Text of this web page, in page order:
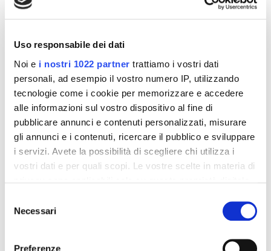
Uso responsabile dei dati
Noi e i nostri 1022 partner trattiamo i vostri dati
personali, ad esempio il vostro numero IP, utilizzando
tecnologie come i cookie per memorizzare e accedere
alle informazioni sul vostro dispositivo al fine di
pubblicare annunci e contenuti personalizzati, misurare
gli annunci e i contenuti, ricercare il pubblico e sviluppare
i servizi. Avete la possibilità di scegliere chi utilizza i
vostri dati e per quali scopi. Le vostre scelte in materia di
modificare o revocare il proprio consenso in qualsiasi
momento dalla Dichiarazione sui cookie o facendo clic
delNecessari
Preferenze
Amin 21 K al cacao - 21
bustine
Amin 21 K neutro
55,18 €